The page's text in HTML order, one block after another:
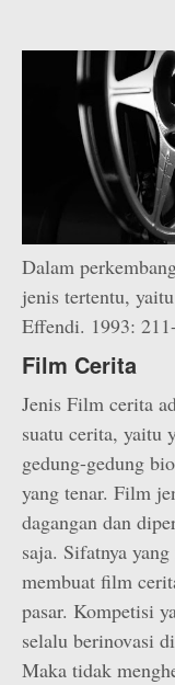
Dalam
jenis tertentu,
Effendi. 1993:
Film Cerita
Jenis Film cerita
suatu cerita, yaitu
gedung-gedung
yang tenar. Film
dagangan dan
saja. Sifatnya
membuat film
pasar. Kompetisi
selalu berinovasi
Maka tidak